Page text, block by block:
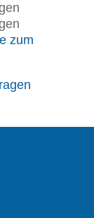
zum